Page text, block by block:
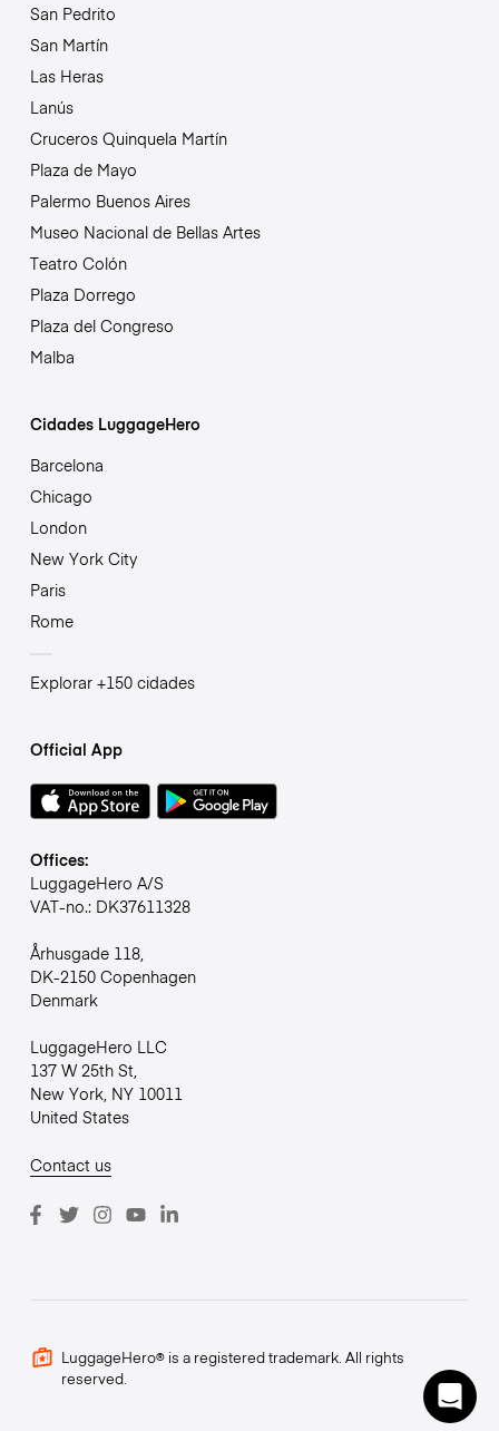
San Pedrito
San Martín
Las Heras
Lanús
Cruceros Quinquela Martín
Plaza de Mayo
Palermo Buenos Aires
Museo Nacional de Bellas Artes
Teatro Colón
Plaza Dorrego
Plaza del Congreso
Malba
Cidades LuggageHero
Barcelona
Chicago
London
New York City
Paris
Rome
Explorar +150 cidades
Official App
Offices:
LuggageHero A/S
VAT-no.: DK37611328
Århusgade 118,
DK-2150 Copenhagen
Denmark
LuggageHero LLC
137 W 25th St,
New York, NY 10011
United States
Contact us
LuggageHero® is a registered trademark. All rights
reserved.